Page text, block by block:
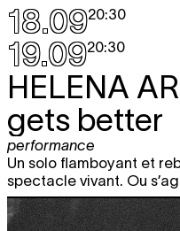
18.0920:30
19.0920:30
HELENA
gets better
performance
Un solo flamboyant et
spectacle vivant. Ou